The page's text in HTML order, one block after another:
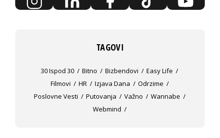
TAGOVI
30 Ispod 30 Bitno Bizbendovi
Easy Life
Filmovi
HR Izjava Dana
Odrzime
Poslovne Vesti
Putovanja Važno
Wannabe
Webmind